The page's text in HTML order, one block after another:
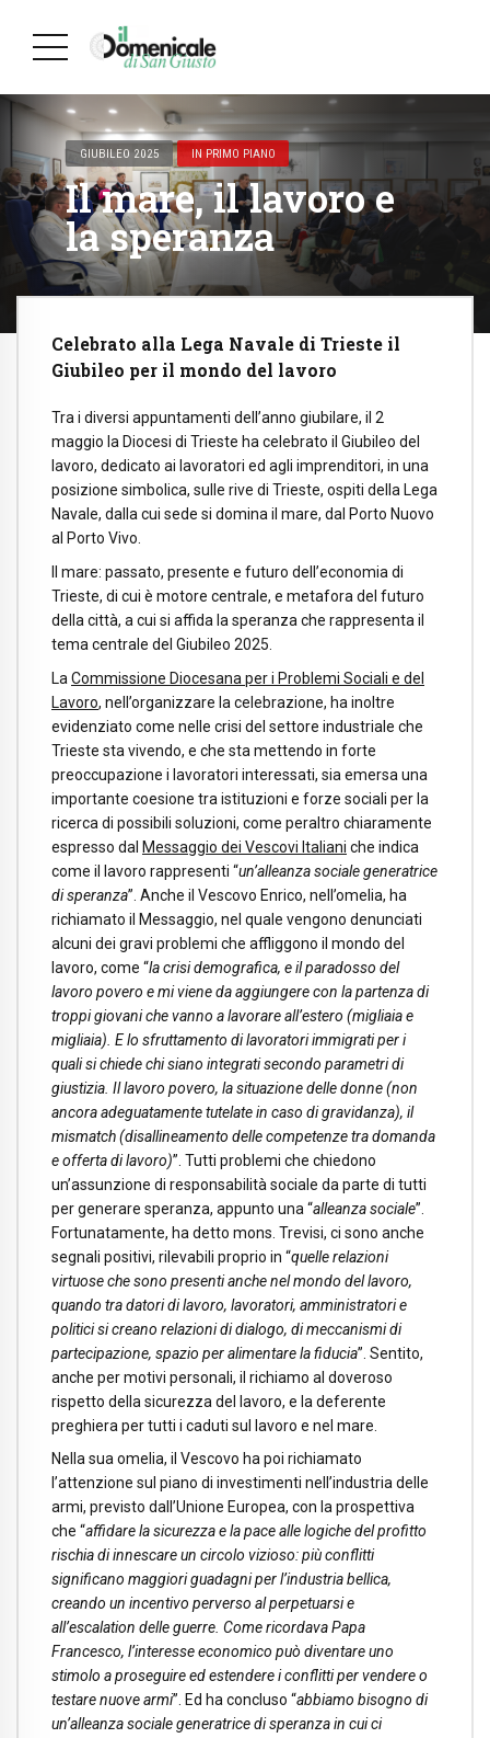
GIUBILEO 2025 IN PRIMO PIANO
Il mare, il lavoro e
la speranza
Celebrato alla Lega Navale di Trieste il
Giubileo per il mondo del lavoro
Tra i diversi appuntamenti dell’anno giubilare, il 2
maggio la Diocesi di Trieste ha celebrato il Giubileo del
lavoro, dedicato ai lavoratori ed agli imprenditori, in una
posizione simbolica, sulle rive di Trieste, ospiti della Lega
Navale, dalla cui sede si domina il mare, dal Porto Nuovo
al Porto Vivo.
Il mare: passato, presente e futuro dell’economia di
Trieste, di cui è motore centrale, e metafora del futuro
della città, a cui si affida la speranza che rappresenta il
tema centrale del Giubileo 2025.
La Commissione Diocesana per i Problemi Sociali e del
Lavoro, nell’organizzare la celebrazione, ha inoltre
evidenziato come nelle crisi del settore industriale che
Trieste sta vivendo, e che sta mettendo in forte
preoccupazione i lavoratori interessati, sia emersa una
importante coesione tra istituzioni e forze sociali per la
ricerca di possibili soluzioni, come peraltro chiaramente
espresso dal Messaggio dei Vescovi Italiani che indica
come il lavoro rappresenti “un’alleanza sociale generatrice
di speranza”. Anche il Vescovo Enrico, nell’omelia, ha
richiamato il Messaggio, nel quale vengono denunciati
alcuni dei gravi problemi che affliggono il mondo del
lavoro, come “la crisi demografica, e il paradosso del
lavoro povero e mi viene da aggiungere con la partenza di
troppi giovani che vanno a lavorare all’estero (migliaia e
migliaia). E lo sfruttamento di lavoratori immigrati per i
quali si chiede chi siano integrati secondo parametri di
giustizia. Il lavoro povero, la situazione delle donne (non
ancora adeguatamente tutelate in caso di gravidanza), il
mismatch (disallineamento delle competenze tra domanda
e offerta di lavoro)”. Tutti problemi che chiedono
un’assunzione di responsabilità sociale da parte di tutti
per generare speranza, appunto una “alleanza sociale”.
Fortunatamente, ha detto mons. Trevisi, ci sono anche
segnali positivi, rilevabili proprio in “quelle relazioni
virtuose che sono presenti anche nel mondo del lavoro,
quando tra datori di lavoro, lavoratori, amministratori e
politici si creano relazioni di dialogo, di meccanismi di
partecipazione, spazio per alimentare la fiducia”. Sentito,
anche per motivi personali, il richiamo al doveroso
rispetto della sicurezza del lavoro, e la deferente
preghiera per tutti i caduti sul lavoro e nel mare.
Nella sua omelia, il Vescovo ha poi richiamato
l’attenzione sul piano di investimenti nell’industria delle
armi, previsto dall’Unione Europea, con la prospettiva
che “affidare la sicurezza e la pace alle logiche del profitto
rischia di innescare un circolo vizioso: più conflitti
significano maggiori guadagni per l’industria bellica,
creando un incentivo perverso al perpetuarsi e
all’escalation delle guerre. Come ricordava Papa
Francesco, l’interesse economico può diventare uno
stimolo a proseguire ed estendere i conflitti per vendere o
testare nuove armi”. Ed ha concluso “abbiamo bisogno di
un’alleanza sociale generatrice di speranza in cui ci